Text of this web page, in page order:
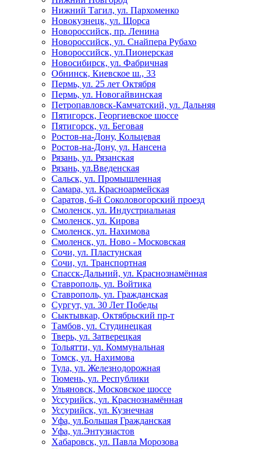
Нижний Тагил, ул. Пархоменко
Новокузнецк, ул. Щорса
Новороссийск, пр. Ленина
Новороссийск, ул. Снайпера Рубахо
Новороссийск, ул.Пионерская
Новосибирск, ул. Фабричная
Обнинск, Киевское ш., 33
Пермь, ул. 25 лет Октября
Пермь, ул. Новогайвинская
Петропавловск-Камчатский, ул. Дальняя
Пятигорск, Георгиевское шоссе
Пятигорск, ул. Беговая
Ростов-на-Дону, Кольцевая
Ростов-на-Дону, ул. Нансена
Рязань, ул. Рязанская
Рязань, ул.Введенская
Сальск, ул. Промышленная
Самара, ул. Красноармейская
Саратов, 6-й Соколовогорский проезд
Смоленск, ул. Индустриальная
Смоленск, ул. Кирова
Смоленск, ул. Нахимова
Смоленск, ул. Ново - Московская
Сочи, ул. Пластунская
Сочи, ул. Транспортная
Спасск-Дальний, ул. Краснознамённая
Ставрополь, ул. Войтика
Ставрополь, ул. Гражданская
Сургут, ул. 30 Лет Победы
Сыктывкар, Октябрьский пр-т
Тамбов, ул. Студинецкая
Тверь, ул. Затверецкая
Тольятти, ул. Коммунальная
Томск, ул. Нахимова
Тула, ул. Железнодорожная
Тюмень, ул. Республики
Ульяновск, Московское шоссе
Уссурийск, ул. Краснознамённая
Уссурийск, ул. Кузнечная
Уфа, ул.Большая Гражданская
Уфа, ул.Энтузиастов
Хабаровск, ул. Павла Морозова